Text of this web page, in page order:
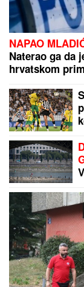
NAPAO
Naterao ga da
hrvatskom